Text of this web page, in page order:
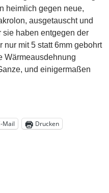
heimlich gegen neue,
ausgetauscht und
haben entgegen der
mit 5 statt 6mm gebohrt
Wärmeausdehnung
und einigermaßen
Mail Drucken